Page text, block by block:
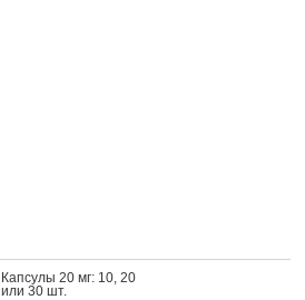
Кап­су­лы 20 мг: 10, 20
или 30 шт.